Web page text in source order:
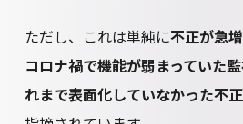
ただし、これは単純に不正が急
コロナ禍で機能が弱まっていた
れまで表面化していなかった不